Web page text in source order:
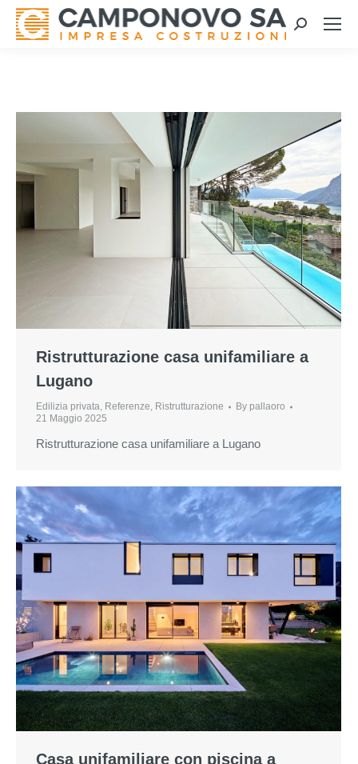
Search:
Ristrutturazione casa unifamiliare a
Lugano
Edilizia privata, Referenze, Ristrutturazione By pallaoro
21 Maggio 2025
Ristrutturazione casa unifamiliare a Lugano
Casa unifamiliare con piscina a